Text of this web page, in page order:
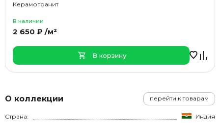
О коллекции перейти к товарам
Страна:
Индия
Керамогранит
В наличии
2 650 ₽ /м²
В корзину